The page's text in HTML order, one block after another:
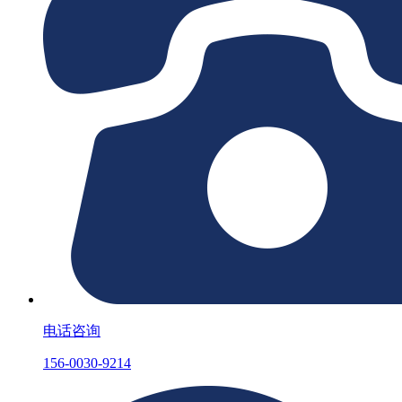
电话咨询
156-0030-9214